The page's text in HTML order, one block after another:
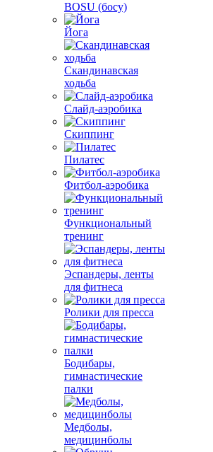
BOSU (босу)
Йога
Скандинавская
ходьба
Слайд-аэробика
Скиппинг
Пилатес
Фитбол-аэробика
Функциональный
тренинг
Эспандеры, ленты
для фитнеса
Ролики для пресса
Бодибары,
гимнастические
палки
Медболы,
медицинболы